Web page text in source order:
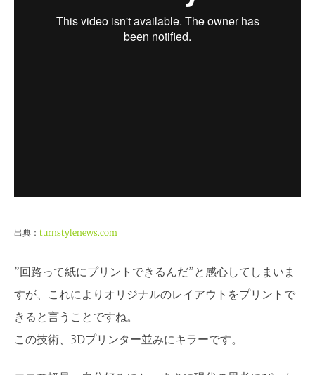
出典： turnstylenews.com
”回路って紙にプリントできるんだ”と感心してしまいま
すが、これによりオリジナルのレイアウトをプリントで
きると言うことですね。
この技術、3Dプリンター並みにキラーです。